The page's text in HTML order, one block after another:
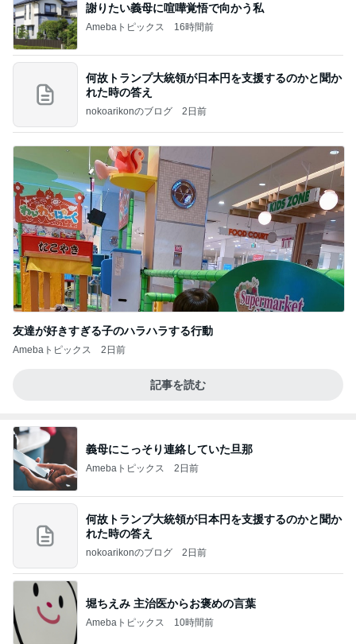
謝りたい義母に喧嘩覚悟で向かう私
Amebaトピックス 16時間前
何故トランプ大統領が日本円を支援するのかと聞か
れた時の答え
nokoarikonのブログ 2日前
友達が好きすぎる子のハラハラする行動
Amebaトピックス 2日前
記事を読む
義母にこっそり連絡していた旦那
Amebaトピックス 2日前
何故トランプ大統領が日本円を支援するのかと聞か
れた時の答え
nokoarikonのブログ 2日前
堀ちえみ 主治医からお褒めの言葉
Amebaトピックス 10時間前